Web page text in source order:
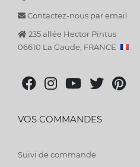
Contactez-nous par email
235 allée Hector Pintus
06610 La Gaude, FRANCE
VOS COMMANDES
Suivi de commande